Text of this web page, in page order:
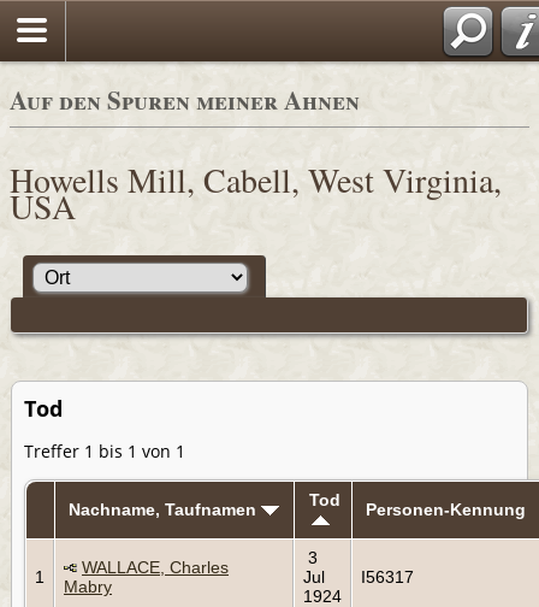
Auf den Spuren meiner Ahnen
Howells Mill, Cabell, West Virginia,
USA
Tod
Treffer 1 bis 1 von 1
Nachname, Taufnamen Tod Personen-Kennung
1
WALLACE, Charles
Mabry
3
Jul
1924
I56317